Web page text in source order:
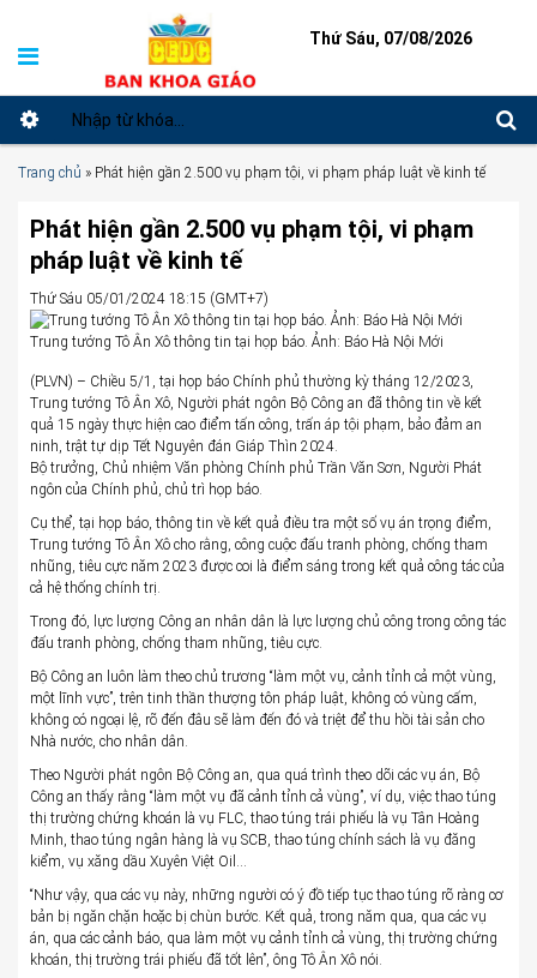
Thứ Sáu, 07/08/2026
Trang chủ » Phát hiện gần 2.500 vụ phạm tội, vi phạm pháp luật về kinh tế
Phát hiện gần 2.500 vụ phạm tội, vi phạm
pháp luật về kinh tế
Thứ Sáu 05/01/2024 18:15 (GMT+7)
Trung tướng Tô Ân Xô thông tin tại họp báo. Ảnh: Báo Hà Nội Mới
(PLVN) – Chiều 5/1, tại họp báo Chính phủ thường kỳ tháng 12/2023,
Trung tướng Tô Ân Xô, Người phát ngôn Bộ Công an đã thông tin về kết
quả 15 ngày thực hiện cao điểm tấn công, trấn áp tội phạm, bảo đảm an
ninh, trật tự dịp Tết Nguyên đán Giáp Thìn 2024.
Bộ trưởng, Chủ nhiệm Văn phòng Chính phủ Trần Văn Sơn, Người Phát
ngôn của Chính phủ, chủ trì họp báo.
Cụ thể, tại họp báo, thông tin về kết quả điều tra một số vụ án trọng điểm,
Trung tướng Tô Ân Xô cho rằng, công cuộc đấu tranh phòng, chống tham
nhũng, tiêu cực năm 2023 được coi là điểm sáng trong kết quả công tác của
cả hệ thống chính trị.
Trong đó, lực lượng Công an nhân dân là lực lượng chủ công trong công tác
đấu tranh phòng, chống tham nhũng, tiêu cực.
Bộ Công an luôn làm theo chủ trương “làm một vụ, cảnh tỉnh cả một vùng,
một lĩnh vực”, trên tinh thần thượng tôn pháp luật, không có vùng cấm,
không có ngoại lệ, rõ đến đâu sẽ làm đến đó và triệt để thu hồi tài sản cho
Nhà nước, cho nhân dân.
Theo Người phát ngôn Bộ Công an, qua quá trình theo dõi các vụ án, Bộ
Công an thấy rằng “làm một vụ đã cảnh tỉnh cả vùng”, ví dụ, việc thao túng
thị trường chứng khoán là vụ FLC, thao túng trái phiếu là vụ Tân Hoàng
Minh, thao túng ngân hàng là vụ SCB, thao túng chính sách là vụ đăng
kiểm, vụ xăng dầu Xuyên Việt Oil…
“Như vậy, qua các vụ này, những người có ý đồ tiếp tục thao túng rõ ràng cơ
bản bị ngăn chặn hoặc bị chùn bước. Kết quả, trong năm qua, qua các vụ
án, qua các cảnh báo, qua làm một vụ cảnh tỉnh cả vùng, thị trường chứng
khoán, thị trường trái phiếu đã tốt lên”, ông Tô Ân Xô nói.